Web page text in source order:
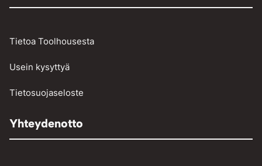
Tietoa Toolhousesta
Usein kysyttyä
Tietosuojaseloste
Yhteydenotto